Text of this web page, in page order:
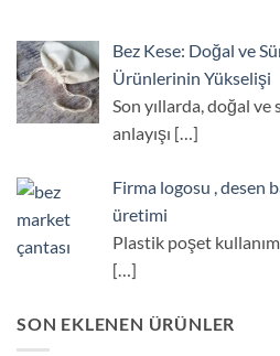
Bez Kese: Doğal ve
Ürünlerinin Yükselişi
Son yıllarda, doğal
anlayışı […]
Firma logosu , desen
üretimi
Plastik poşet
[…]
SON EKLENEN ÜRÜNLER